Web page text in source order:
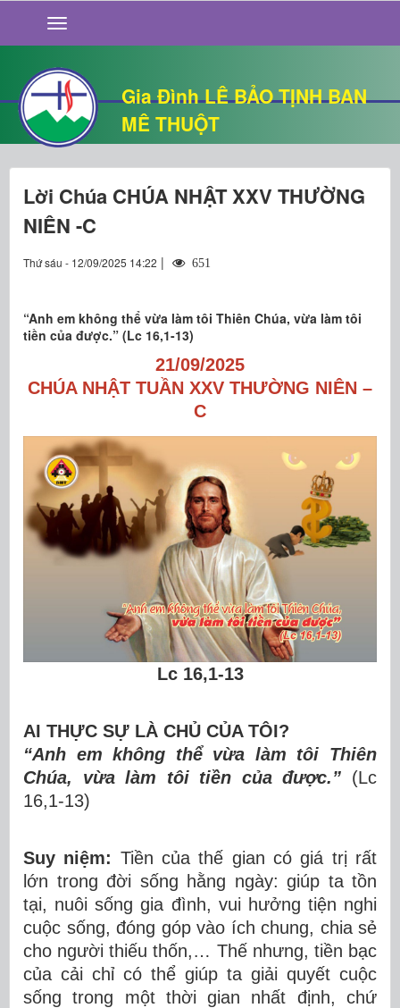
Gia Đình LÊ BẢO TỊNH BAN
MÊ THUỘT
GIỚI THIỆU
TIN TỨC
SỐNG ĐẠO
CHUYỆN NHÀ
QUÁN VĂN
THƯ GIÃN
Lời Chúa CHÚA NHẬT XXV THƯỜNG
NIÊN -C
Thứ sáu - 12/09/2025 14:22 | 651
“Anh em không thể vừa làm tôi Thiên Chúa, vừa làm tôi
tiền của được.” (Lc 16,1-13)
21/09/2025
CHÚA NHẬT TUẦN XXV THƯỜNG NIÊN –
C
Lc 16,1-13
AI THỰC SỰ LÀ CHỦ CỦA TÔI?
“Anh em không thể vừa làm tôi Thiên
Chúa, vừa làm tôi tiền của được.” (Lc
16,1-13)
Suy niệm: Tiền của thế gian có giá trị rất
lớn trong đời sống hằng ngày: giúp ta tồn
tại, nuôi sống gia đình, vui hưởng tiện nghi
cuộc sống, đóng góp vào ích chung, chia sẻ
cho người thiếu thốn,… Thế nhưng, tiền bạc
của cải chỉ có thể giúp ta giải quyết cuộc
sống trong một thời gian nhất định, chứ